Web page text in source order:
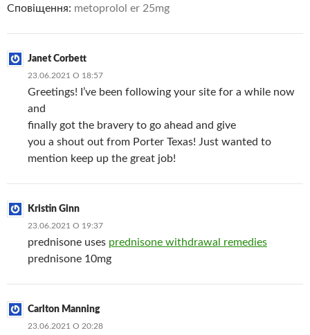
Сповіщення: metoprolol er 25mg
Janet Corbett
23.06.2021 О 18:57
Greetings! I’ve been following your site for a while now
and
finally got the bravery to go ahead and give
you a shout out from Porter Texas! Just wanted to
mention keep up the great job!
Kristin Ginn
23.06.2021 О 19:37
prednisone uses prednisone withdrawal remedies
prednisone 10mg
Carlton Manning
23.06.2021 О 20:28